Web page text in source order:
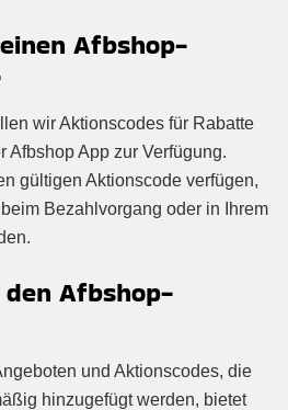
Afbshop-
wir Aktionscodes für Rabatte
Afbshop App zur Verfügung.
gültigen Aktionscode verfügen,
Bezahlvorgang oder in Ihrem
Afbshop-
und Aktionscodes, die
hinzugefügt werden, bietet